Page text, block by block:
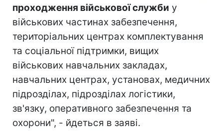
проходження військової служби у
військових частинах забезпечення,
територіальних центрах комплектування
та соціальної підтримки, вищих
військових навчальних закладах,
навчальних центрах, установах, медичних
підрозділах, підрозділах логістики,
зв'язку, оперативного забезпечення та
охорони", - йдеться в заяві.